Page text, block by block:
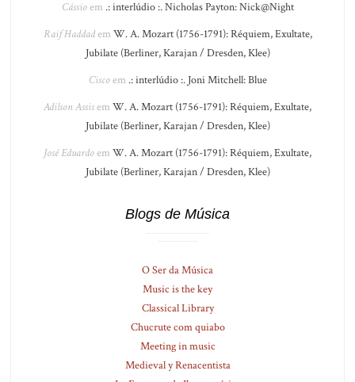
Cássioem .: interlúdio :. Nicholas Payton: Nick@Night
Raif Haddadem W. A. Mozart (1756-1791): Réquiem, Exultate,
Jubilate (Berliner, Karajan / Dresden, Klee)
Ciscoem .: interlúdio :. Joni Mitchell: Blue
Adilson Assisem W. A. Mozart (1756-1791): Réquiem, Exultate,
Jubilate (Berliner, Karajan / Dresden, Klee)
José Eduardoem W. A. Mozart (1756-1791): Réquiem, Exultate,
Jubilate (Berliner, Karajan / Dresden, Klee)
Blogs de Música
O Ser da Música
Music is the key
Classical Library
Chucrute com quiabo
Meeting in music
Medieval y Renacentista